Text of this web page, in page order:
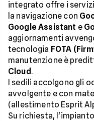
integrato offre i
la navigazione con
Google Assistant e
aggiornamenti
tecnologia FOTA
manutenzione è
Cloud .
I sedili accolgono gli
avvolgente e con
(allestimento Esprit
Su richiesta,